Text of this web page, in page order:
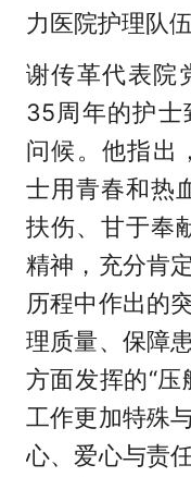
力医院护理队
谢传革代表院
35周年的护士
问候。他指出
士用青春和热
扶伤、甘于奉
精神，充分肯
历程中作出的
理质量、保障
方面发挥的“压
工作更加特殊
心、爱心与责